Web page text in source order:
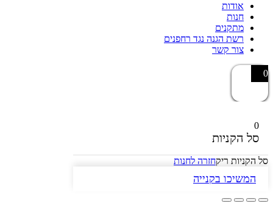
אודות
חנות
מתקנים
רשת הגנה נגד רחפנים
צור קשר
0
0
סל הקניות
סל הקניות ריקחזרה לחנות
המשיכו בקנייה